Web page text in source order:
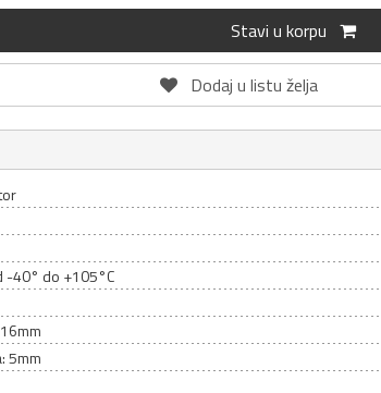
Stavi u korpu
Dodaj u listu želja
-40° do +105°C
5mm